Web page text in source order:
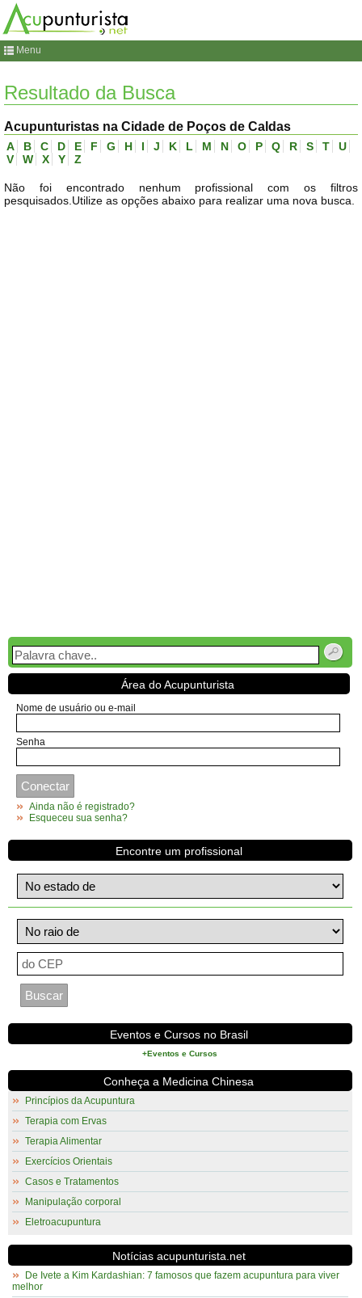
Menu
Resultado da Busca
Acupunturistas na Cidade de Poços de Caldas
A B C D E F G H I J K L M N O P Q R S T
U
V
W X Y Z
Não foi encontrado nenhum profissional com os filtros
pesquisados.Utilize as opções abaixo para realizar uma nova busca.
Área do Acupunturista
Nome de usuário ou e-mail
Senha
Ainda não é registrado?
Esqueceu sua senha?
Encontre um profissional
Eventos e Cursos no Brasil
+Eventos e Cursos
Conheça a Medicina Chinesa
Princípios da Acupuntura
Terapia com Ervas
Terapia Alimentar
Exercícios Orientais
Casos e Tratamentos
Manipulação corporal
Eletroacupuntura
Notícias acupunturista.net
De Ivete a Kim Kardashian: 7 famosos que fazem acupuntura para viver
melhor